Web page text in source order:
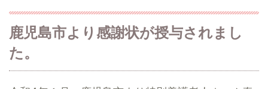
鹿児島市より感謝状が授与されまし
た。